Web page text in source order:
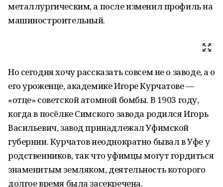
металлургическим, а после изменил профиль на
машиностроительный.
Но сегодня хочу рассказать совсем не о заводе, а о
его уроженце, академике Игоре Курчатове —
«отце» советской атомной бомбы. В 1903 году,
когда в посёлке Симского завода родился Игорь
Васильевич, завод принадлежал Уфимской
губернии. Курчатов неоднократно бывал в Уфе у
родственников, так что уфимцы могут гордиться
знаменитым земляком, деятельность которого
долгое время была засекречена.